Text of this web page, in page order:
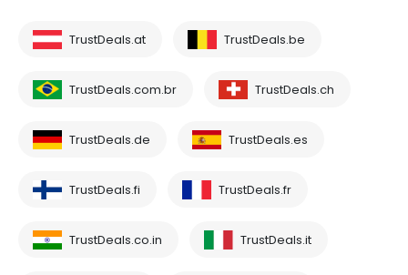
TrustDeals.at TrustDeals.be
TrustDeals.com.br TrustDeals.ch
TrustDeals.de TrustDeals.es
TrustDeals.fi TrustDeals.fr
TrustDeals.co.in TrustDeals.it